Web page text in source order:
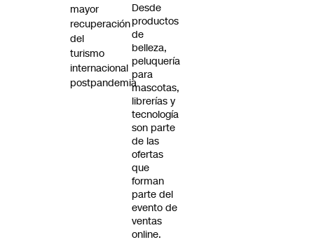
Desde
productos
de
belleza,
peluquería
para
mascotas,
librerías y
tecnología
son parte
de las
ofertas
que
forman
parte del
evento de
ventas
online.
mayor
recuperación
del
turismo
internacional
postpandemia